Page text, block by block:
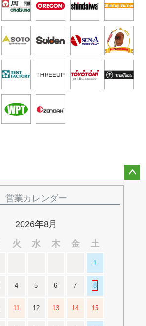
営業カレンダー
2026年8月
火 水 木 金 土
1
4 5 6 7 8
11 12 13 14 15